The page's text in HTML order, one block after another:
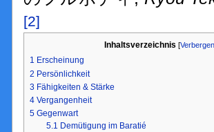
[2]
Inhaltsverzeichnis [
1 Erscheinung
2 Persönlichkeit
3 Fähigkeiten & Stärke
4 Vergangenheit
5 Gegenwart
5.1 Demütigung im Baratié